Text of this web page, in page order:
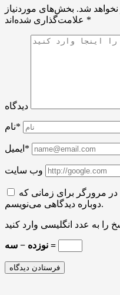
شد. بخش‌های موردنیاز
*
دیدگاه
نام*
ایمیل*
وب سایت
در مرورگر برای زمانی که
دوباره دیدگاهی می‌نویسم.
نوزده − سه =